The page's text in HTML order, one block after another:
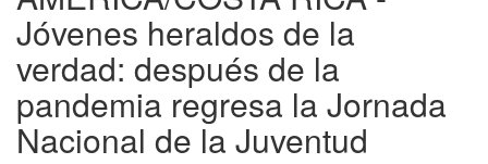
Jóvenes heraldos de la
verdad: después de la
pandemia regresa la Jornada
Nacional de la Juventud